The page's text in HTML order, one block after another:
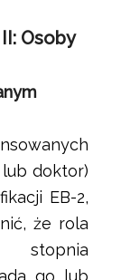
Osoby
doktor)
EB-2,
że rola
stopnia
go lub